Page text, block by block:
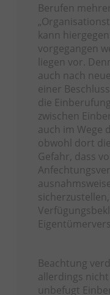
Berufen
kann
vorgegangen
liegen vor.
auch nach
einer
die
zwischen
auch im Wege
obwohl dort
Gefahr, dass
Beachtung
allerdings
unbefugt